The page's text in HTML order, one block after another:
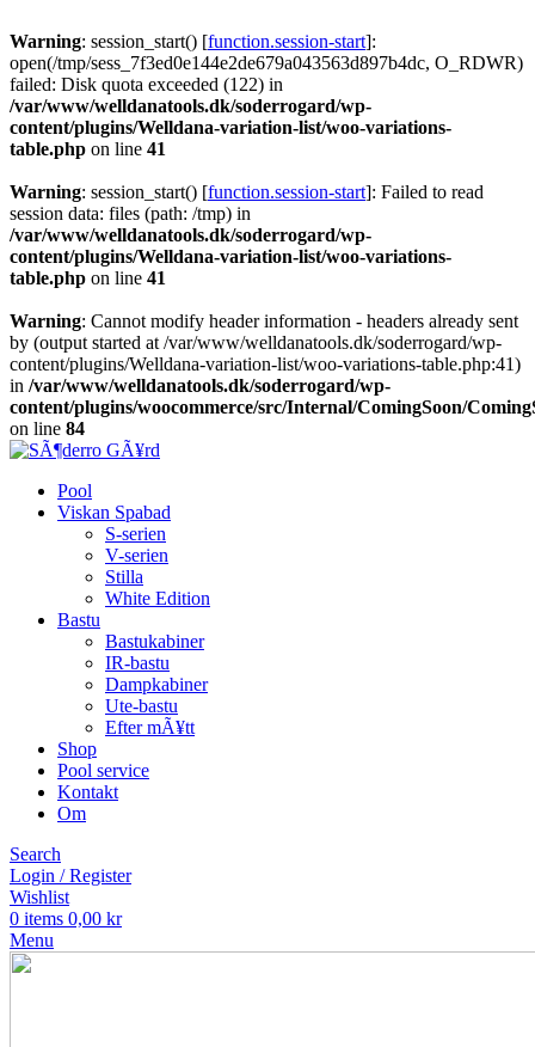
Warning: session_start() [function.session-start]:
open(/tmp/sess_7f3ed0e144e2de679a043563d897b4dc, O_RDWR)
failed: Disk quota exceeded (122) in
/var/www/welldanatools.dk/soderrogard/wp-
content/plugins/Welldana-variation-list/woo-variations-
table.php on line 41
Warning: session_start() [function.session-start]: Failed to read
session data: files (path: /tmp) in
/var/www/welldanatools.dk/soderrogard/wp-
content/plugins/Welldana-variation-list/woo-variations-
table.php on line 41
Warning: Cannot modify header information - headers already sent
by (output started at /var/www/welldanatools.dk/soderrogard/wp-
content/plugins/Welldana-variation-list/woo-variations-table.php:41)
in /var/www/welldanatools.dk/soderrogard/wp-
content/plugins/woocommerce/src/Internal/ComingSoon/
on line 84
Pool
Viskan Spabad
S-serien
V-serien
Stilla
White Edition
Bastu
Bastukabiner
IR-bastu
Dampkabiner
Ute-bastu
Efter mÃ¥tt
Shop
Pool service
Kontakt
Om
Search
Login / Register
Wishlist
0 items 0,00 kr
Menu